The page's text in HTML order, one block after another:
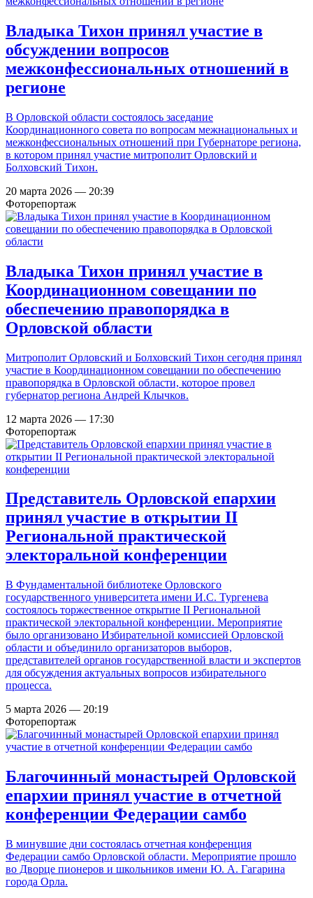
Владыка Тихон принял участие в
обсуждении вопросов
межконфессиональных отношений в
регионе
В Орловской области состоялось заседание
Координационного совета по вопросам межнациональных и
межконфессиональных отношений при Губернаторе региона,
в котором принял участие митрополит Орловский и
Болховский Тихон.
20 марта 2026 — 20:39
Фоторепортаж
Владыка Тихон принял участие в
Координационном совещании по
обеспечению правопорядка в
Орловской области
Митрополит Орловский и Болховский Тихон сегодня принял
участие в Координационном совещании по обеспечению
правопорядка в Орловской области, которое провел
губернатор региона Андрей Клычков.
12 марта 2026 — 17:30
Фоторепортаж
Представитель Орловской епархии
принял участие в открытии II
Региональной практической
электоральной конференции
В Фундаментальной библиотеке Орловского
государственного университета имени И.С. Тургенева
состоялось торжественное открытие II Региональной
практической электоральной конференции. Мероприятие
было организовано Избирательной комиссией Орловской
области и объединило организаторов выборов,
представителей органов государственной власти и экспертов
для обсуждения актуальных вопросов избирательного
процесса.
5 марта 2026 — 20:19
Фоторепортаж
Благочинный монастырей Орловской
епархии принял участие в отчетной
конференции Федерации самбо
В минувшие дни состоялась отчетная конференция
Федерации самбо Орловской области. Мероприятие прошло
во Дворце пионеров и школьников имени Ю. А. Гагарина
города Орла.